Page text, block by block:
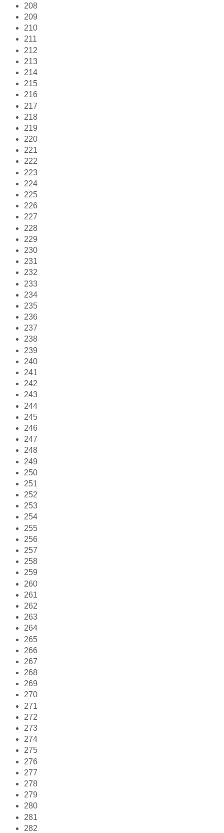
208
209
210
211
212
213
214
215
216
217
218
219
220
221
222
223
224
225
226
227
228
229
230
231
232
233
234
235
236
237
238
239
240
241
242
243
244
245
246
247
248
249
250
251
252
253
254
255
256
257
258
259
260
261
262
263
264
265
266
267
268
269
270
271
272
273
274
275
276
277
278
279
280
281
282